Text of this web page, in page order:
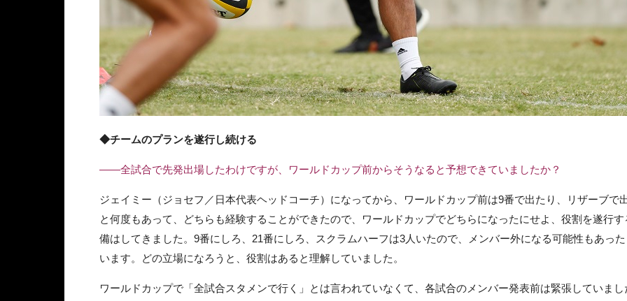
◆チームのプランを遂行し続ける
――全試合で先発出場したわけですが、ワールドカップ前からそうなると予想できていましたか？
ジェイミー（ジョセフ／日本代表ヘッドコーチ）になってから、ワールドカップ前は9番で出たり、リザーブで
と何度もあって、どちらも経験することができたので、ワールドカップでどちらになったにせよ、役割を遂行す
備はしてきました。9番にしろ、21番にしろ、スクラムハーフは3人いたので、メンバー外になる可能性もあっ
います。どの立場になろうと、役割はあると理解していました。
ワールドカップで「全試合スタメンで行く」とは言われていなくて、各試合のメンバー発表前は緊張していまし